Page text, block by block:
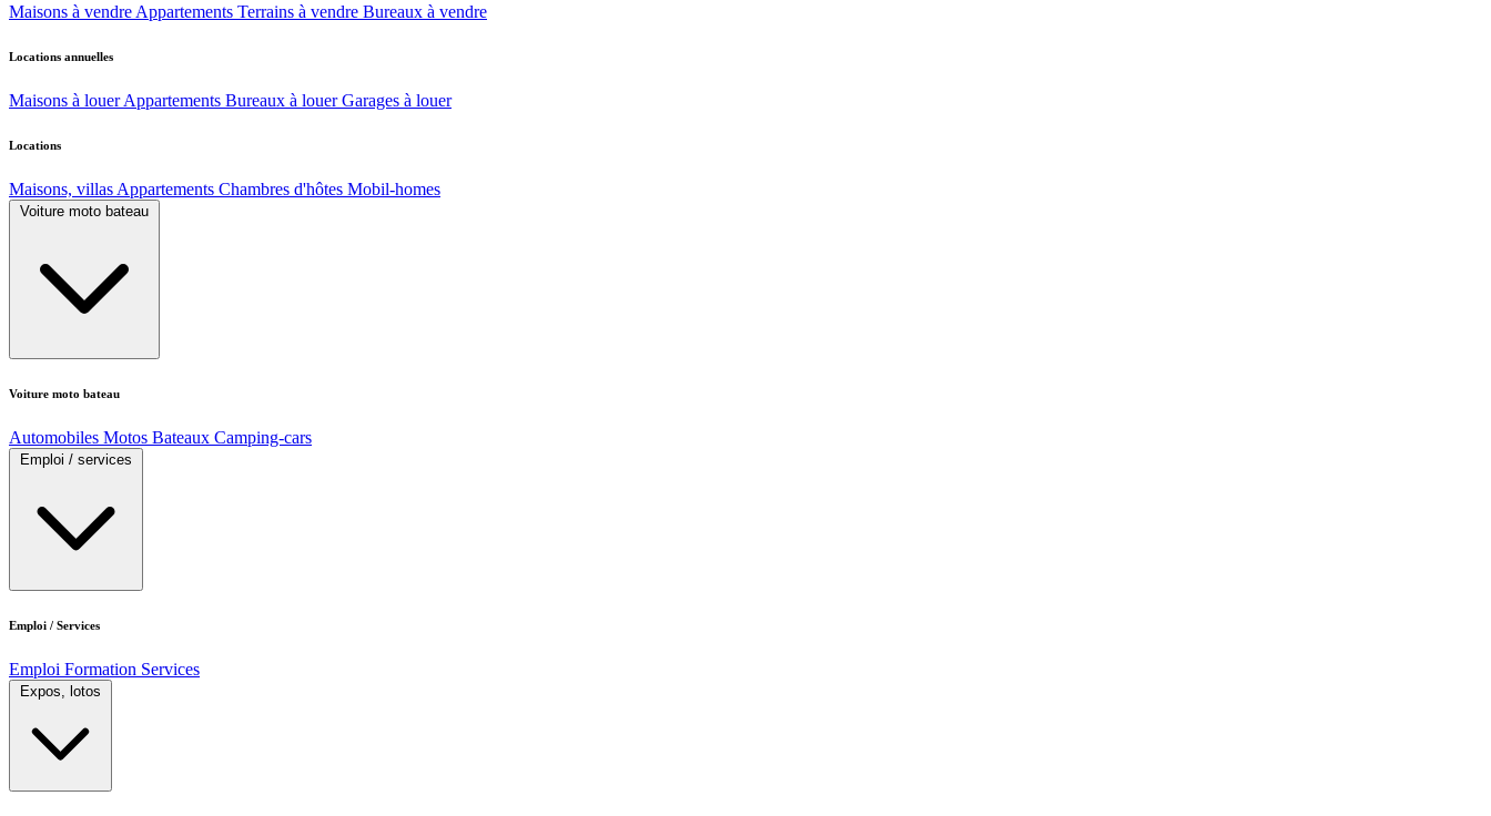
Maisons à vendre Appartements Terrains à vendre Bureaux à vendre
Locations annuelles
Maisons à louer Appartements Bureaux à louer Garages à louer
Locations
Maisons, villas Appartements Chambres d'hôtes Mobil-homes
Voiture moto bateau
Voiture moto bateau
Automobiles Motos Bateaux Camping-cars
Emploi / services
Emploi / Services
Emploi Formation Services
Expos, lotos